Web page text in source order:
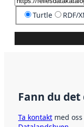
Turtle RDF/
Fann du
Ta kontakt med